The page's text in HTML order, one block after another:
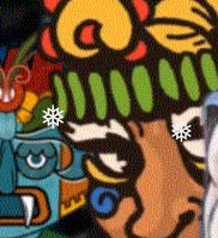
❅
❅